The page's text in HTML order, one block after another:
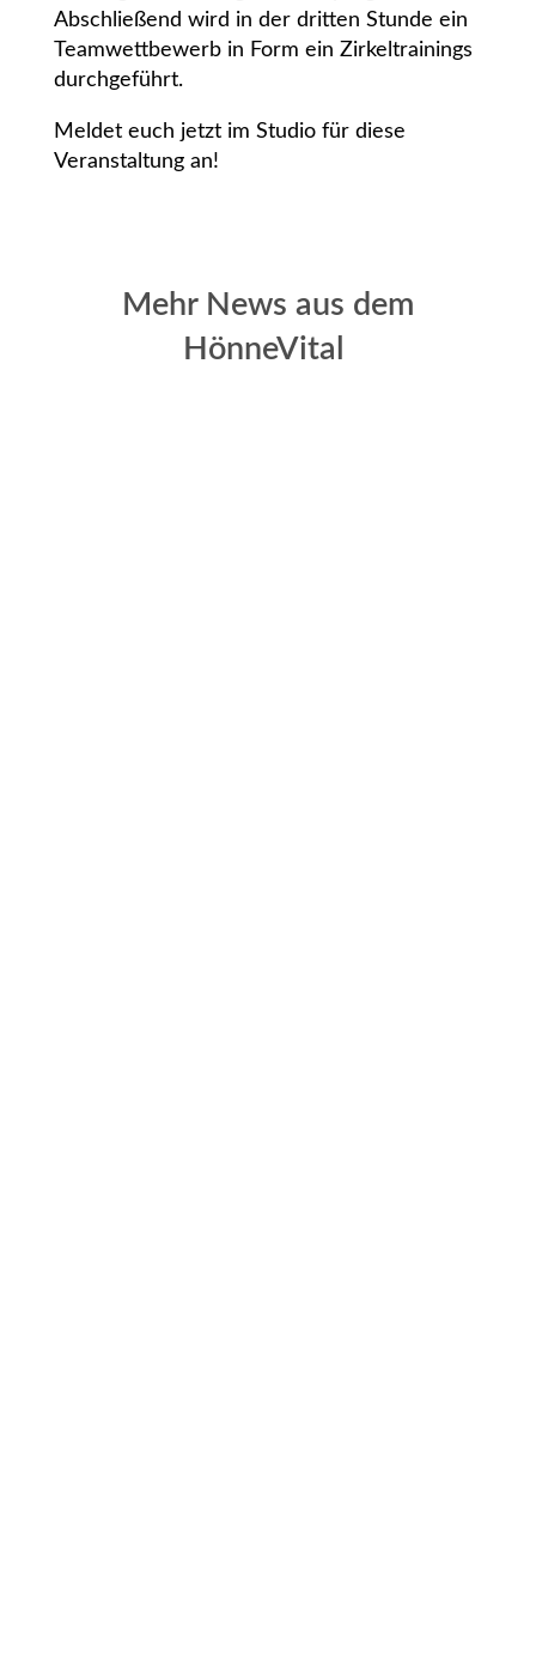
Abschließend wird in der dritten Stunde ein
Teamwettbewerb in Form ein Zirkeltrainings
durchgeführt.
Meldet euch jetzt im Studio für diese
Veranstaltung an!
Mehr News aus dem
HönneVital